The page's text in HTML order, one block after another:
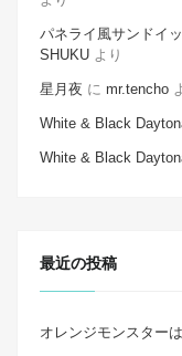
パネライ風サンドイ
SHUKU より
星月夜 に mr.tencho
White & Black
White & Black
最近の投稿
オレンジモンスターは